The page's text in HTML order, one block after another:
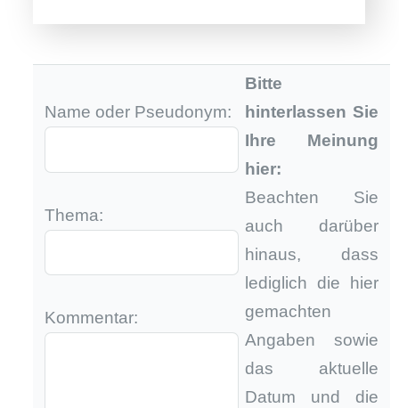
Bitte
hinterlassen Sie
Ihre Meinung
hier:
Beachten Sie
auch darüber
hinaus, dass
lediglich die hier
gemachten
Angaben sowie
das aktuelle
Datum und die
Name oder Pseudonym:
Thema:
Kommentar: